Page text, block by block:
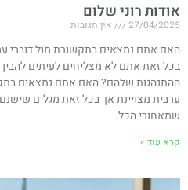
אודות רוני שלום
27/04/2025 אין תגובות
האם אתם נמצאים בתקשורת מול דוברי
בכל זאת אתם לא מצליחים לעיתים להבין
ההתנהגות שלהם? האם אתם נמצאים
ערבית מצויינת אך בכל זאת מגלים
שמאחורי הכל.
קרא עוד »